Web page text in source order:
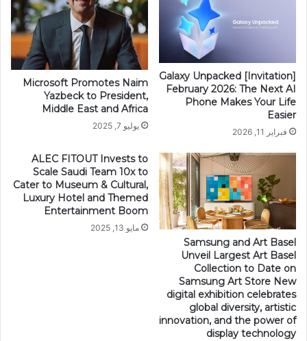
[Invitation] Galaxy Unpacked
February 2026: The Next AI
Phone Makes Your Life
Easier
فبراير 11, 2026
Microsoft Promotes Naim
Yazbeck to President,
Middle East and Africa
يوليو 7, 2025
Samsung and Art Basel
Unveil Largest Art Basel
Collection to Date on
Samsung Art Store New
digital exhibition celebrates
global diversity, artistic
innovation, and the power of
display technology
ALEC FITOUT Invests to
Scale Saudi Team 10x to
Cater to Museum & Cultural,
Luxury Hotel and Themed
Entertainment Boom
مايو 13, 2025